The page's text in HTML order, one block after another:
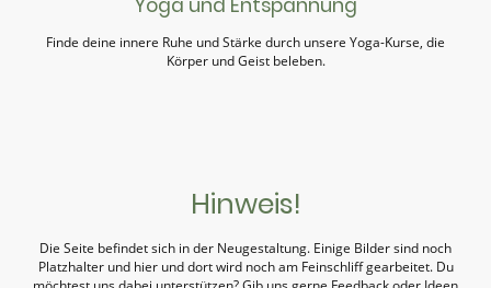
Yoga und Entspannung
Finde deine innere Ruhe und Stärke durch unsere Yoga-Kurse, die
Körper und Geist beleben.
Hinweis!
Die Seite befindet sich in der Neugestaltung. Einige Bilder sind noch
Platzhalter und hier und dort wird noch am Feinschliff gearbeitet. Du